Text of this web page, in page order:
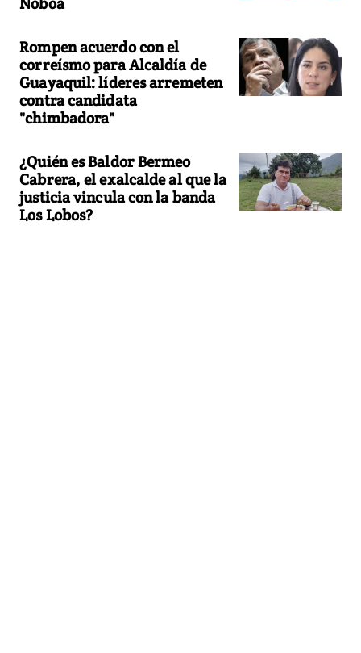
Rompen acuerdo con el
correísmo para Alcaldía de
Guayaquil: líderes arremeten
contra candidata
"chimbadora"
¿Quién es Baldor Bermeo
Cabrera, el exalcalde al que la
justicia vincula con la banda
Los Lobos?